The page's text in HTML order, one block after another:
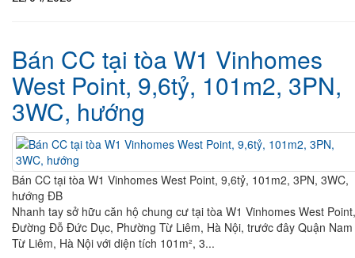
Bán CC tại tòa W1 Vinhomes
West Point, 9,6tỷ, 101m2, 3PN,
3WC, hướng
Bán CC tại tòa W1 Vinhomes West Point, 9,6tỷ, 101m2, 3PN, 3WC,
hướng ĐB
Nhanh tay sở hữu căn hộ chung cư tại tòa W1 Vinhomes West Point,
Đường Đỗ Đức Dục, Phường Từ Liêm, Hà Nội, trước đây Quận Nam
Từ Liêm, Hà Nội với diện tích 101m², 3...